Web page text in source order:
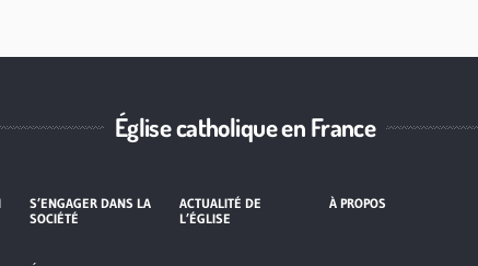
Église catholique en France
S’ENGAGER DANS LA
SOCIÉTÉ
ACTUALITÉ DE
L’ÉGLISE
À PROPOS